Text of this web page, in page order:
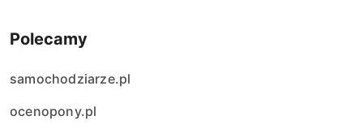
Polecamy
samochodziarze.pl
ocenopony.pl